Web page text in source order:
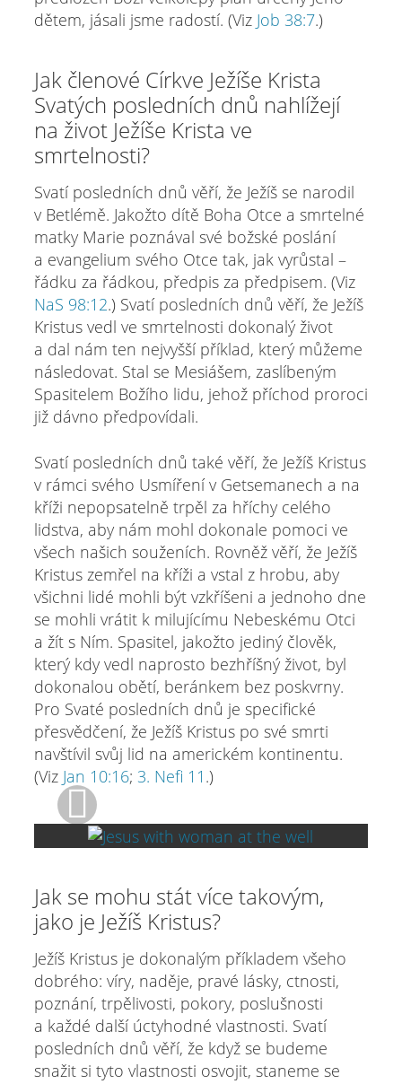
dětem, jásali jsme radostí. (Viz Job 38:7.)
Jak členové Církve Ježíše Krista
Svatých posledních dnů nahlížejí
na život Ježíše Krista ve
smrtelnosti?
Svatí posledních dnů věří, že Ježíš se narodil
v Betlémě. Jakožto dítě Boha Otce a smrtelné
matky Marie poznával své božské poslání
a evangelium svého Otce tak, jak vyrůstal –
řádku za řádkou, předpis za předpisem. (Viz
NaS 98:12.) Svatí posledních dnů věří, že Ježíš
Kristus vedl ve smrtelnosti dokonalý život
a dal nám ten nejvyšší příklad, který můžeme
následovat. Stal se Mesiášem, zaslíbeným
Spasitelem Božího lidu, jehož příchod proroci
již dávno předpovídali.
Svatí posledních dnů také věří, že Ježíš Kristus
v rámci svého Usmíření v Getsemanech a na
kříži nepopsatelně trpěl za hříchy celého
lidstva, aby nám mohl dokonale pomoci ve
všech našich souženích. Rovněž věří, že Ježíš
Kristus zemřel na kříži a vstal z hrobu, aby
všichni lidé mohli být vzkříšeni a jednoho dne
se mohli vrátit k milujícímu Nebeskému Otci
a žít s Ním. Spasitel, jakožto jediný člověk,
který kdy vedl naprosto bezhříšný život, byl
dokonalou obětí, beránkem bez poskvrny.
Pro Svaté posledních dnů je specifické
přesvědčení, že Ježíš Kristus po své smrti
navštívil svůj lid na americkém kontinentu.
(Viz Jan 10:16; 3. Nefi 11 .)
Jak se mohu stát více takovým,
jako je Ježíš Kristus?
Ježíš Kristus je dokonalým příkladem všeho
dobrého: víry, naděje, pravé lásky, ctnosti,
poznání, trpělivosti, pokory, poslušnosti
a každé další úctyhodné vlastnosti. Svatí
posledních dnů věří, že když se budeme
snažit si tyto vlastnosti osvojit, staneme se